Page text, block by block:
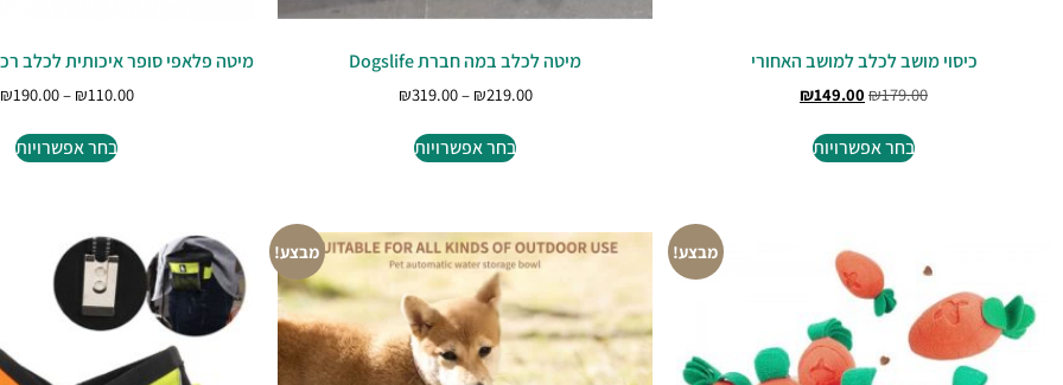
כיסוי מושב לכלב למושב האחורי
₪179.00
₪149.00
בחר אפשרויות
מיטה לכלב במה חברת Dogslife
₪219.00
–
₪319.00
בחר אפשרויות
מיטה פלאפי סופר איכותית לכלב
₪110.00
–
₪190.00
בחר אפשרויות
מבצע! מבצע!